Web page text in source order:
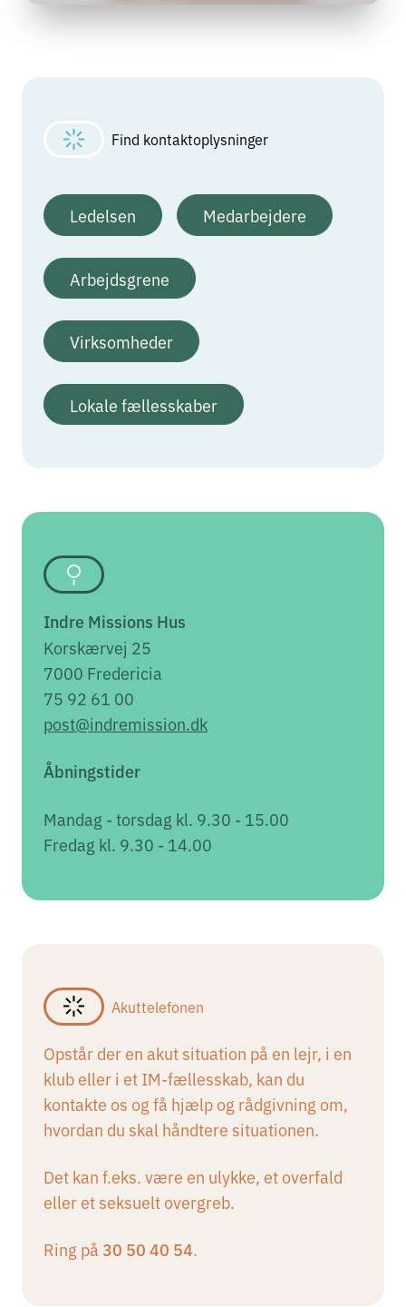
Find kontaktoplysninger
Ledelsen Medarbejdere
Arbejdsgrene
Virksomheder
Lokale fællesskaber
Indre Missions Hus
Korskærvej 25
7000 Fredericia
75 92 61 00
post@indremission.dk
Åbningstider
Mandag - torsdag kl. 9.30 - 15.00
Fredag kl. 9.30 - 14.00
Akuttelefonen
Opstår der en akut situation på en lejr, i en
klub eller i et IM-fællesskab, kan du
kontakte os og få hjælp og rådgivning om,
hvordan du skal håndtere situationen.
Det kan f.eks. være en ulykke, et overfald
eller et seksuelt overgreb.
Ring på 30 50 40 54.